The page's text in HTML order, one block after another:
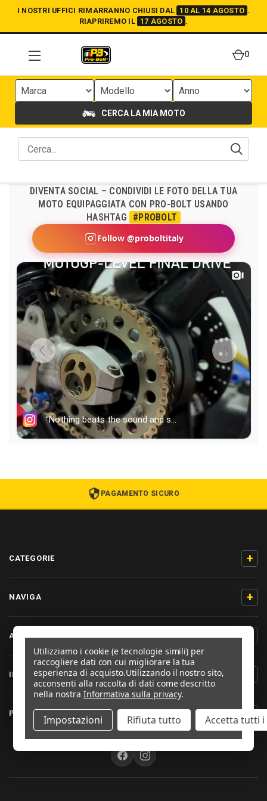
I NOSTRI UFFICI RIMARRANNO CHIUSI DAL 10 AL 14 AGOSTO .
RIAPRIREMO IL 17 AGOSTO .
0
CERCA LA MIA MOTO
DIVENTA SOCIAL – CONDIVIDI LE FOTO DELLA TUA
MOTO EQUIPAGGIATA CON PRO-BOLT USANDO
HASHTAG
#PROBOLT
Follow @proboltitaly
PAGAMENTO SICURO
CATEGORIE +
NAVIGA +
AIUTO & CONTATTO
INFORMAZIONI PRODOTTO
PRO-BOLT ITALIA +
SEGUICI
Utilizziamo i cookie (e tecnologie simili) per
raccogliere dati con cui migliorare la tua
esperienza di acquisto.Utilizzando il nostro sito,
acconsenti alla raccolta di dati come descritto
nella nostra Informativa sulla privacy.
Impostazioni Rifiuta tutto Accetta tutti